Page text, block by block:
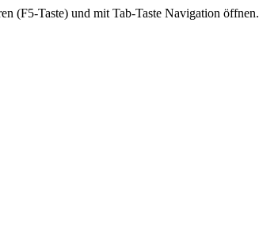
(F5-Taste) und mit Tab-Taste Navigation öffnen.